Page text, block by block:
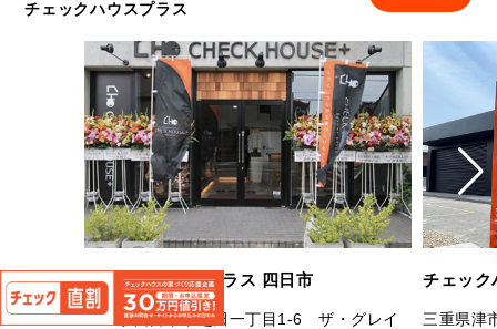
チェックハウスプラス
チェックハウスプラス 四日市
三重県四日市市芝田一丁目1-6 ザ・グレイ
チェック
三重県津